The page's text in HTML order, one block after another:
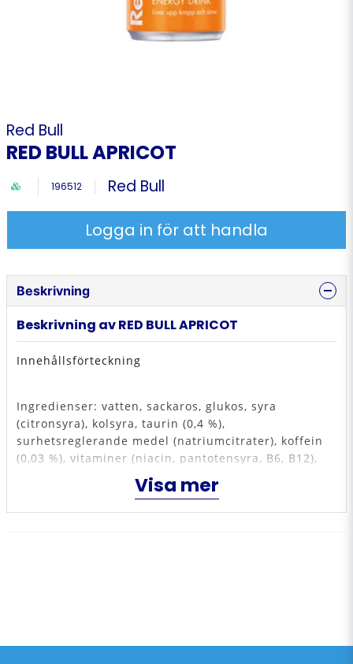
Red Bull
RED BULL APRICOT
196512 Red Bull
Logga in för att handla
Beskrivning
Beskrivning av RED BULL APRICOT
Innehållsförteckning
Ingredienser: vatten, sackaros, glukos, syra
(citronsyra), kolsyra, taurin (0,4 %),
surhetsreglerande medel (natriumcitrater), koffein
(0,03 %), vitaminer (niacin, pantotensyra, B6, B12),
aromer, färgämnen (antocyaner, riboflaviner). Hög
koffeinhalt. Rekommenderas ej för barn och gravida
eller ammande kvinnor (32 mg/100 ml).
Visa mer